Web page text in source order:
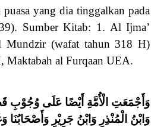
puasa yang dia tinggalkan pada
Sumber Kitab: 1. Al Ijma’
(wafat tahun 318 H)
Maktabah al Furqaan UEA.
وَأَجْمَعَتِ الْأُمَّةِ أَيْضًا عَلَى وُجُوْبِ
وَابْنُ الْمُنْذِرِ وَابْنُ جَرِيْرٍ وَأَصْحَابُنَا